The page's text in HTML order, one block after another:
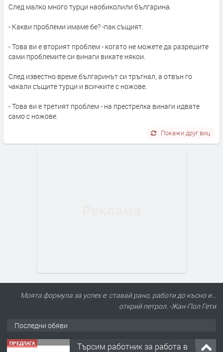
След малко много турци наобиколили българина.
- Какви проблеми имаме бе? -пак същият.
- Това ви е вторият проблем - когато не можете да разрешите
сами проблемите си винаги викате някои.
След известно време българинът си тръгнал, а отвън го
чакали същите турци и всичките с ножове.
- Това ви е третият проблем - на престрелка винаги идвате
само с ножове.
Покажи друг виц
Моята формула за успех е: ставай рано, работи до късно и...
открий петрол. -Жан-Пол Гети
Последни обяви
ПРЕДЛАГА
Търсим работник за работа в